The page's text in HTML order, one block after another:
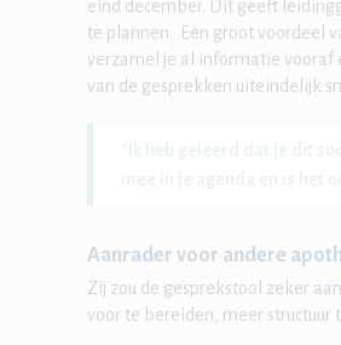
eind december. Dit geeft
te plannen. Een groot voordeel
verzamel je al informatie vooraf
van de gesprekken uiteindelijk
“Ik heb geleerd dat je dit
mee in je agenda en is het
Aanrader voor andere
Zij zou de gesprekstool zeker
voor te bereiden, meer structuur